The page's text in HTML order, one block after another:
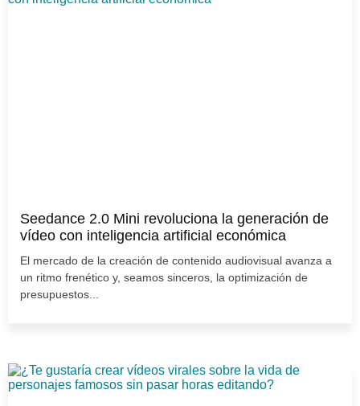
Seedance 2.0 Mini revoluciona la generación de
vídeo con inteligencia artificial económica
El mercado de la creación de contenido audiovisual avanza a
un ritmo frenético y, seamos sinceros, la optimización de
presupuestos...